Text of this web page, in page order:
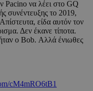
Pacino να λέει στο GQ
συνέντευξης το 2019,
είδα αυτόν τον
Δεν έκανε τίποτα.
ο Bob. Αλλά ένιωθες
cM4mRO6tB1